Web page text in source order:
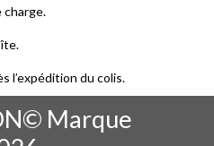
charge.
l’expédition du colis.
Marque